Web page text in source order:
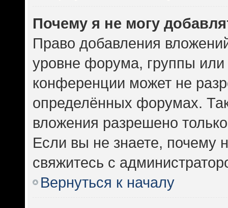
Почему я не могу
Право добавления
уровне форума, группы или
конференции может не
определённых форумах.
вложения разрешено
Если вы не знаете, почему
свяжитесь с
Вернуться к началу